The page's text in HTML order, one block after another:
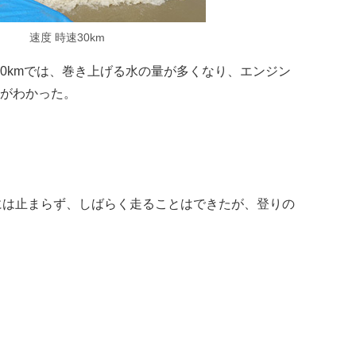
速度 時速30km
では、巻き上げる水の量が多くなり、エンジン
わかった。
止まらず、しばらく走ることはできたが、登りの